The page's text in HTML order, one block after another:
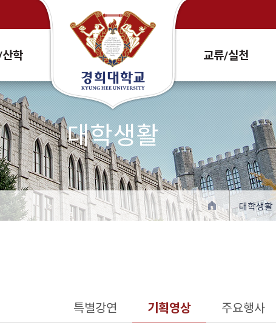
학 교류/실천
대학생활
대학생활
특별강연 기획영상 주요행사